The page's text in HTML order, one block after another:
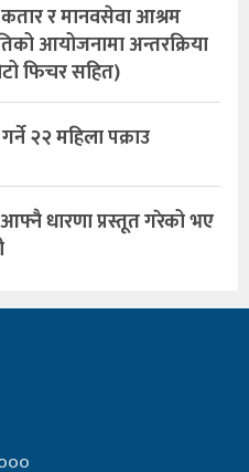
र मानवसेवा आश्रम
आयोजनामा अन्तरक्रिया
फिचर सहित)
२२ महिला पक्राउ
धारणा प्रस्तूत गरेको भए